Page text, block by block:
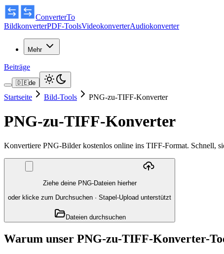
ConverterTo
BildkonverterPDF-ToolsVideokonverterAudiokonverter
Mehr
Beiträge
🇩🇪de
Startseite Bild-Tools PNG-zu-TIFF-Konverter
PNG-zu-TIFF-Konverter
Konvertiere PNG-Bilder kostenlos online ins TIFF-Format. Schnell,
Ziehe deine PNG-Dateien hierher
oder klicke zum Durchsuchen · Stapel-Upload unterstützt
Dateien durchsuchen
Warum unser PNG-zu-TIFF-Konverter-